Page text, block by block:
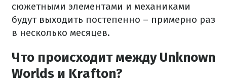
сюжетными элементами и механиками
будут выходить постепенно – примерно раз
в несколько месяцев.
Что происходит между Unknown
Worlds и Krafton?